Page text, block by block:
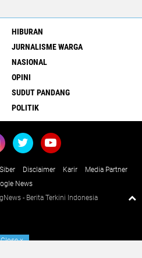
HIBURAN
JURNALISME WARGA
NASIONAL
OPINI
SUDUT PANDANG
POLITIK
Disclaimer Karir
Media Partner
News
- Berita Terkini Indonesia
Closex